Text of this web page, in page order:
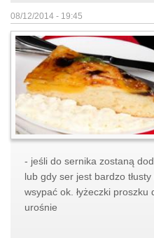
08/12/2014 - 19:45
- jeśli do sernika zostaną
lub gdy ser jest bardzo
wsypać ok. łyżeczki
urośnie